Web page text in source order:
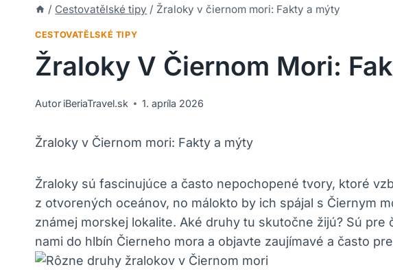
/ Cestovatělské tipy / Žraloky v čiernom mori: Fakty a mýty
CESTOVATĚLSKÉ TIPY
Žraloky V Čiernom Mori:
Autor iBeriaTravel.sk 1. apríla 2026
Žraloky v Čiernom mori: Fakty a mýty
Žraloky sú fascinujúce a často nepochopené tvory, ktoré
z otvorených oceánov, no málokto by ich spájal s Čiernym
známej morskej lokalite. Aké druhy tu skutočne žijú? Sú
nami do hlbín Čierneho mora a objavte zaujímavé a často